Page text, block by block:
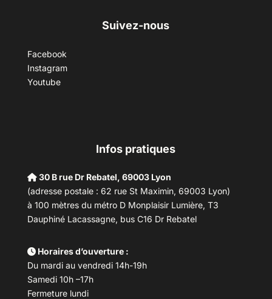
Suivez-nous
Facebook
Instagram
Youtube
Infos pratiques
30 B rue Dr Rebatel, 69003 Lyon
(adresse postale : 62 rue St Maximin, 69003 Lyon)
à 100 mètres du métro D Monplaisir Lumière, T3
Dauphiné Lacassagne, bus C16 Dr Rebatel
Horaires d’ouverture :
Du mardi au vendredi 14h-19h
Samedi 10h –17h
Fermeture lundi